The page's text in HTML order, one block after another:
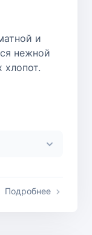
и
нежной
хлопот.
Подробнее